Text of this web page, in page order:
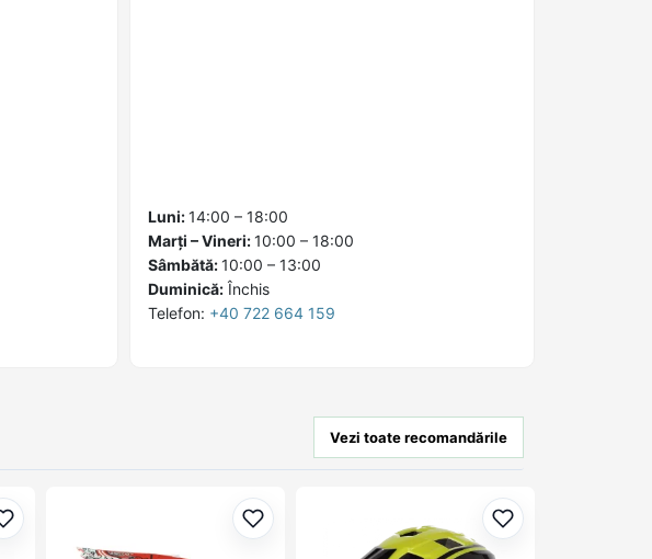
Luni:14:00 – 18:00
Marți – Vineri:10:00 – 18:00
Sâmbătă:10:00 – 13:00
Duminică: Închis
Telefon: +40 722 664 159
Vezi toate recomandările
Adaugă la favorite Adaugă la favorite Adaugă la